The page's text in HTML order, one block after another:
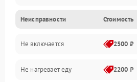
Дверца и корпус
Механика и внутренние элементы
Механические повреждения
Неисправности Стоимость
Не включается 2500 ₽
Не нагревает еду 2200 ₽